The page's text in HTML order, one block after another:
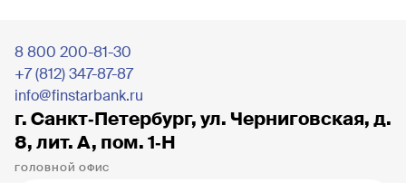
8 800 200-81-30
+7 (812) 347-87-87
info@finstarbank.ru
г. Санкт‐Петербург, ул. Черниговская, д.
8, лит. А, пом. 1‐Н
ГОЛОВНОЙ ОФИС